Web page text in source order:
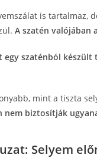
is tartalmaz,
A szatén valójában
szaténból
mint a tiszta
nem biztosítják
Selyem